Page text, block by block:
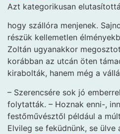
Azt kategorikusan
hogy szállóra menjenek.
részük kellemetlen
Zoltán ugyanakkor
korábban az utcán öten
kirabolták, hanem még a
– Szerencsére sok jó
folytatták. – Hoznak enni-,
festőművésztől például a
Elvileg se feküdnünk, se ülve